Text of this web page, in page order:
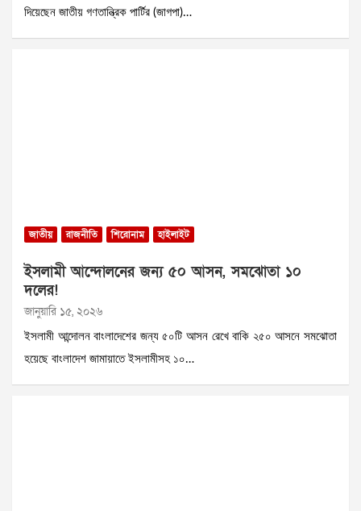
দিয়েছেন জাতীয় গণতান্ত্রিক পার্টির (জাগপা)…
জাতীয় রাজনীতি শিরোনাম হাইলাইট
ইসলামী আন্দোলনের জন্য ৫০ আসন, সমঝোতা ১০
দলের!
জানুয়ারি ১৫, ২০২৬
ইসলামী আন্দোলন বাংলাদেশের জন্য ৫০টি আসন রেখে বাকি ২৫০ আসনে সমঝোতা
হয়েছে বাংলাদেশ জামায়াতে ইসলামীসহ ১০…